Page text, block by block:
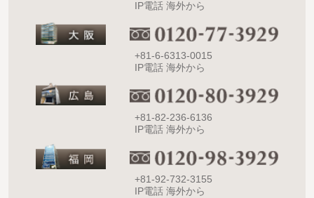
IP電話 海外から
+81-6-6313-0015
IP電話 海外から
+81-82-236-6136
IP電話 海外から
+81-92-732-3155
IP電話 海外から